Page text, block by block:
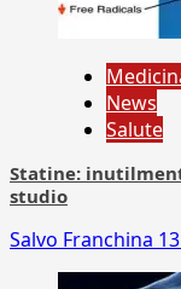
News
Salute
Statine:
studio
Salvo Franchina